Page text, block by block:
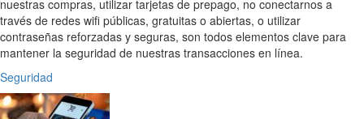
nuestras compras, utilizar tarjetas de prepago, no conectarnos a
través de redes wifi públicas, gratuitas o abiertas, o utilizar
contraseñas reforzadas y seguras, son todos elementos clave para
mantener la seguridad de nuestras transacciones en línea.
Seguridad